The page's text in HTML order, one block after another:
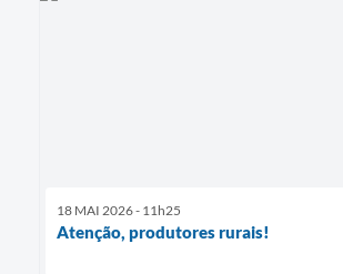
18 MAI 2026 - 11h25
Atenção, produtores rurais!